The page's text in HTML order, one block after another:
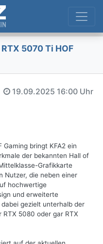
RTX 5070 Ti HOF
19.09.2025 16:00 Uhr
Gaming bringt KFA2 ein
der bekannten Hall of
Grafikkarte
Nutzer, die neben einer
hochwertige
und erweiterte
gezielt unterhalb der
5080 oder gar RTX